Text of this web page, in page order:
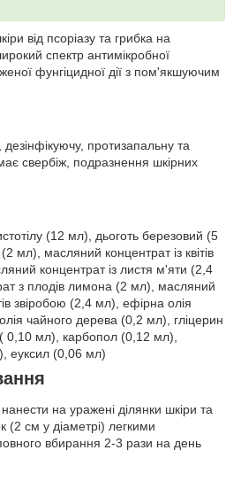
від псоріазу та грибка на
спектр антимікробної
фунгіцидної дії з пом'якшуючим
протизапальну та
свербіж, подразнення шкірних
(12 мл), дьоготь березовий (5
мл), масляний концентрат із квітів
концентрат із листя м'яти (2,4
з плодів лимона (2 мл), масляний
звіробою (2,4 мл), ефірна олія
чайного дерева (0,2 мл), гліцерин
0,10 мл), карбопол (0,12 мл),
еуксил (0,06 мл)
нанести на уражені ділянки шкіри та
(2 см у діаметрі) легкими
вбирання 2-3 рази на день